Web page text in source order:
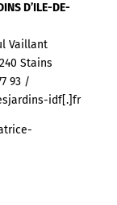
D’ILE-DE-
Vaillant
Stains
93 /
idf[.]fr